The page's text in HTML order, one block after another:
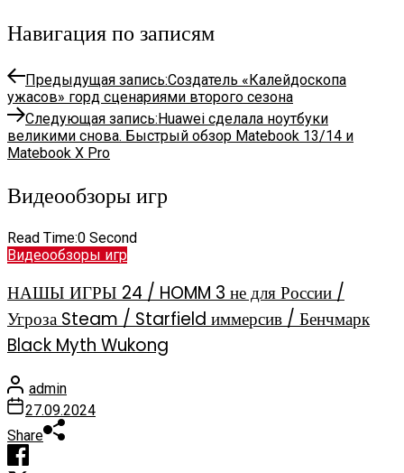
Навигация по записям
Предыдущая запись:Создатель «Калейдоскопа
ужасов» горд сценариями второго сезона
Следующая запись:Huawei сделала ноутбуки
великими снова. Быстрый обзор Matebook 13/14 и
Matebook X Pro
Видеообзоры игр
Read Time:0 Second
Видеообзоры игр
НАШЫ ИГРЫ 24 / HOMM 3 не для России /
Угроза Steam / Starfield иммерсив / Бенчмарк
Black Myth Wukong
admin
27.09.2024
Share